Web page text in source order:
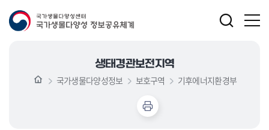
생태경관보전지역
국가생물다양성정보 보호구역 기후에너지환경부